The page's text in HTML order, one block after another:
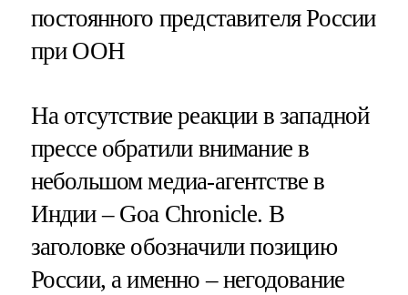
постоянного представителя России
при ООН
На отсутствие реакции в западной
прессе обратили внимание в
небольшом медиа-агентстве в
Индии – Goa Chronicle. В
заголовке обозначили позицию
России, а именно – негодование